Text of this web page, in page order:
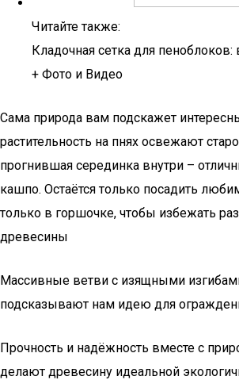
Читайте также:
Кладочная сетка для
+ Фото и Видео
Сама природа вам подскажет
растительность на пнях освежают
прогнившая серединка внутри –
кашпо. Остаётся только посадить
только в горшочке, чтобы избежать
древесины
Массивные ветви с изящными
подсказывают нам идею для
Прочность и надёжность вместе с
делают древесину идеальной